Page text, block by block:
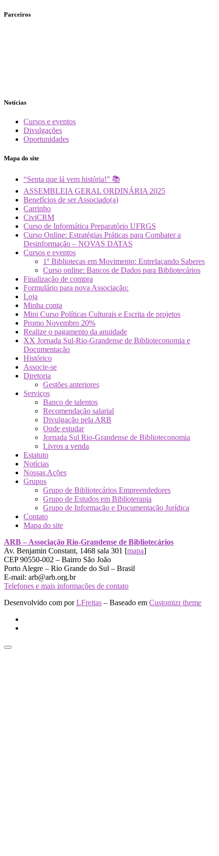
Parceiros
Notícias
Cursos e eventos
Divulgações
Oportunidades
Mapa do site
“Senta que lá vem história!” 📚
ASSEMBLEIA GERAL ORDINÁRIA 2025
Benefícios de ser Associado(a)
Carrinho
CiviCRM
Curso de Informática Preparatório UFRGS
Curso Online: Estratégias Práticas para Combater a
Desinformação – NOVAS DATAS
Cursos e eventos
1º Bibliotecas em Movimento: Entrelaçando Saberes
Curso online: Bancos de Dados para Bibliotecários
Finalização de compra
Formulário para nova Associação:
Loja
Minha conta
Mini Curso Políticas Culturais e Escrita de projetos
Promo Novembro 20%
Realize o pagamento da anuidade
XX Jornada Sul-Rio-Grandense de Biblioteconomia e
Documentação
Histórico
Associe-se
Diretoria
Gestões anteriores
Serviços
Banco de talentos
Recomendação salarial
Divulgação pela ARB
Onde estudar
Jornada Sul Rio-Grandense de Biblioteconomia
Livros a venda
Estatuto
Notícias
Nossas Ações
Grupos
Grupo de Bibliotecários Empreendedores
Grupo de Estudos em Biblioterapia
Grupo de Informação e Documentação Jurídica
Contato
Mapa do site
ARB – Associação Rio-Grandense de Bibliotecários
Av. Benjamin Constant, 1468 sala 301 [mapa]
CEP 90550-002 – Bairro São João
Porto Alegre – Rio Grande do Sul – Brasil
E-mail: arb@arb.org.br
Telefones e mais informações de contato
Desenvolvido com porLFreitas – Baseado em Customizr theme